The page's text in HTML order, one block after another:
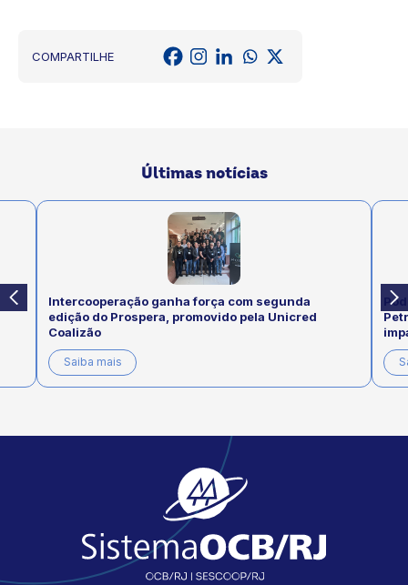
COMPARTILHE
Últimas notícias
Podcast “Presente na Sua Casa” da Unimed
Petrópolis aborda os cuidados com a asma e os
impactos do tabagismo na saúde respiratória
Saiba mais